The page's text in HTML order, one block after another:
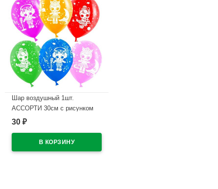
Шар воздушный 1шт.
АССОРТИ 30см с рисунком
В наличии
30 ₽